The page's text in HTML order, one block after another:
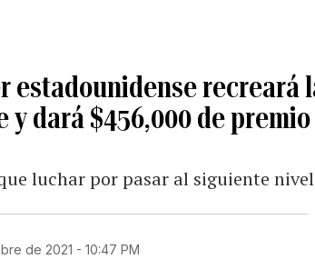
estadounidense recreará
y dará $456,000 de premio
luchar por pasar al siguiente nivel
de 2021 - 10:47 PM